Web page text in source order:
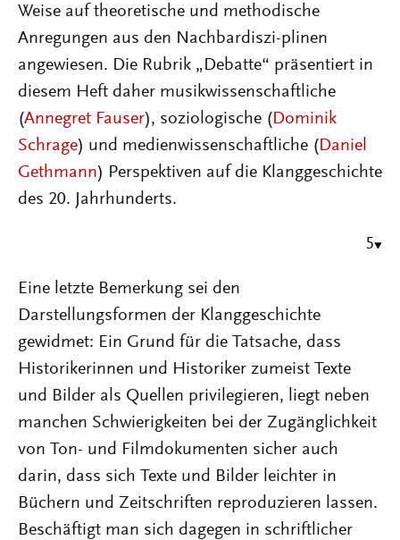
Weise auf theoretische und methodische
Anregungen aus den Nachbardiszi-plinen
angewiesen. Die Rubrik „Debatte“ präsentiert in
diesem Heft daher musikwissenschaftliche
(Annegret Fauser), soziologische (Dominik
Schrage) und medienwissenschaftliche (Daniel
Gethmann) Perspektiven auf die Klanggeschichte
des 20. Jahrhunderts.
5
Eine letzte Bemerkung sei den
Darstellungsformen der Klanggeschichte
gewidmet: Ein Grund für die Tatsache, dass
Historikerinnen und Historiker zumeist Texte
und Bilder als Quellen privilegieren, liegt neben
manchen Schwierigkeiten bei der Zugänglichkeit
von Ton- und Filmdokumenten sicher auch
darin, dass sich Texte und Bilder leichter in
Büchern und Zeitschriften reproduzieren lassen.
Beschäftigt man sich dagegen in schriftlicher